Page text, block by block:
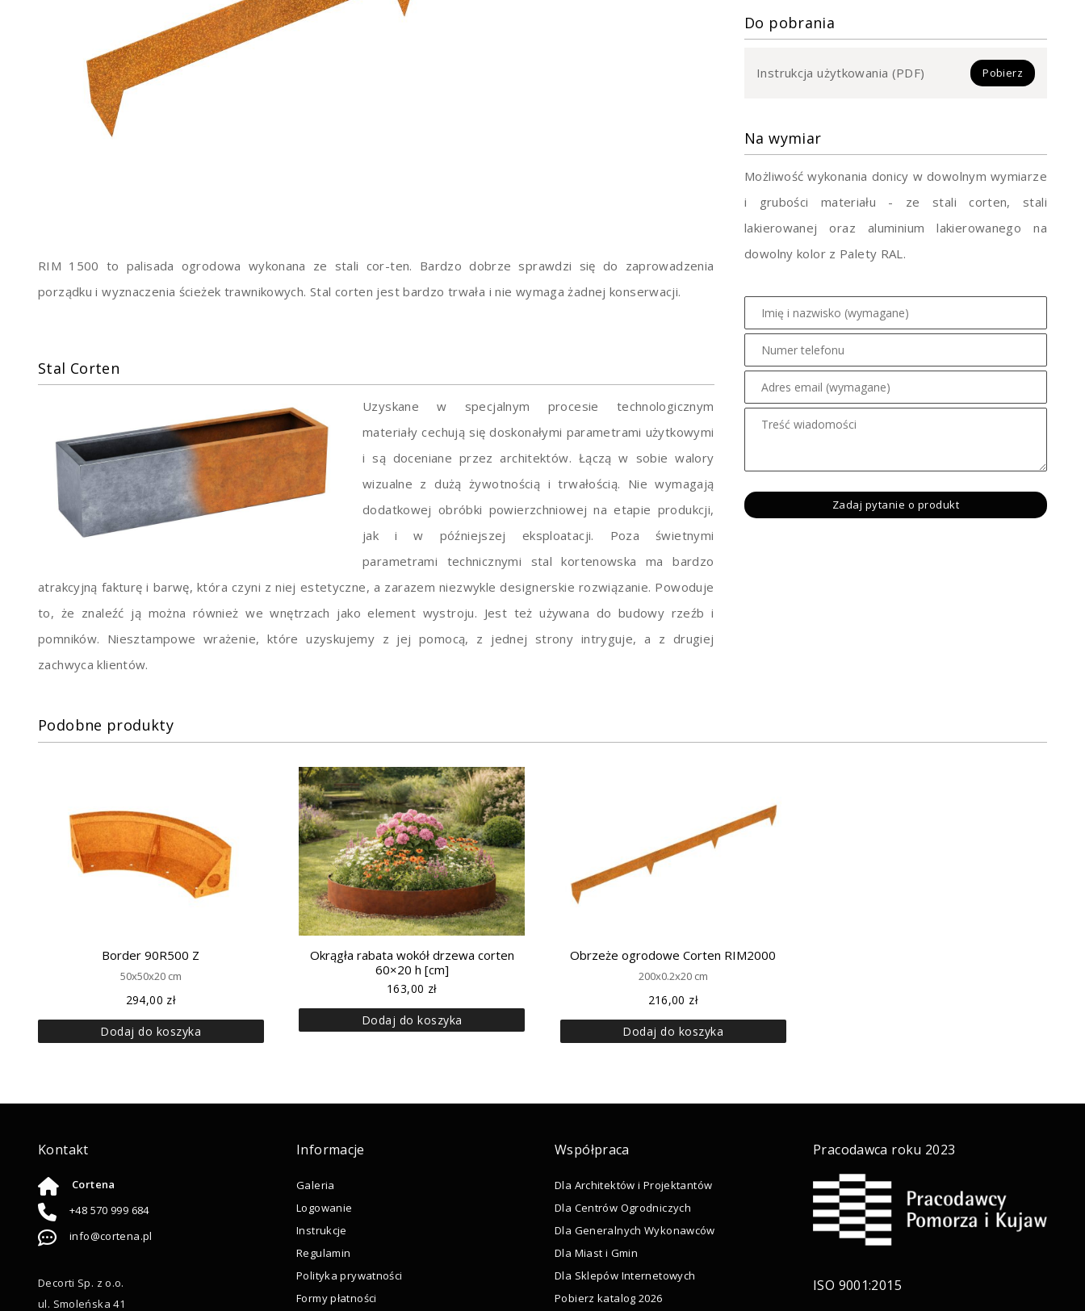
RIM 1500 to palisada ogrodowa wykonana ze stali cor-ten. Bardzo dobrze sprawdzi się do zaprowadzenia
porządku i wyznaczenia ścieżek trawnikowych. Stal corten jest bardzo trwała i nie wymaga żadnej konserwacji.
Stal Corten
Uzyskane w specjalnym procesie technologicznym
materiały cechują się doskonałymi parametrami użytkowymi
i są doceniane przez architektów. Łączą w sobie walory
wizualne z dużą żywotnością i trwałością. Nie wymagają
dodatkowej obróbki powierzchniowej na etapie produkcji,
jak i w późniejszej eksploatacji. Poza świetnymi
parametrami technicznymi stal kortenowska ma bardzo
atrakcyjną fakturę i barwę, która czyni z niej estetyczne, a zarazem niezwykle designerskie rozwiązanie. Powoduje
to, że znaleźć ją można również we wnętrzach jako element wystroju. Jest też używana do budowy rzeźb i
pomników. Niesztampowe wrażenie, które uzyskujemy z jej pomocą, z jednej strony intryguje, a z drugiej
zachwyca klientów.
Do pobrania
Instrukcja użytkowania (PDF) Pobierz
Na wymiar
Możliwość wykonania donicy w dowolnym wymiarze
i grubości materiału - ze stali corten, stali
lakierowanej oraz aluminium lakierowanego na
dowolny kolor z Palety RAL.
Podobne produkty
Border 90R500 Z
50x50x20 cm
294,00 zł
Dodaj do koszyka
Okrągła rabata wokół drzewa corten
60×20 h [cm]
163,00 zł
Dodaj do koszyka
Obrzeże ogrodowe Corten RIM2000
200x0.2x20 cm
216,00 zł
Dodaj do koszyka
Kontakt
Cortena
+48 570 999 684
info@cortena.pl
Decorti Sp. z o.o.
ul. Smoleńska 41
Informacje
Galeria
Logowanie
Instrukcje
Regulamin
Polityka prywatności
Formy płatności
Współpraca
Dla Architektów i Projektantów
Dla Centrów Ogrodniczych
Dla Generalnych Wykonawców
Dla Miast i Gmin
Dla Sklepów Internetowych
Pobierz katalog 2026
Pracodawca roku 2023
ISO 9001:2015